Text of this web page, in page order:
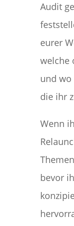
Audit
eurer
welche
und wo
die ihr
Wenn
bevor